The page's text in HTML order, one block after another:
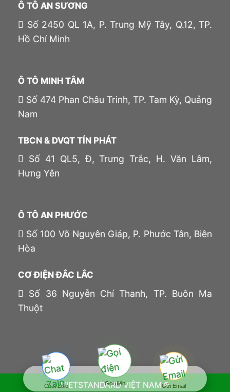
Ô TÔ AN SƯƠNG
Số 2450 QL 1A, P. Trung Mỹ Tây, Q.12, TP.
Hồ Chí Minh
Ô TÔ MINH TÂM
Số 474 Phan Châu Trinh, TP. Tam Kỳ, Quảng
Nam
TBCN & DVQT TÍN PHÁT
Số 41 QL5, Đ, Trưng Trắc, H. Văn Lâm,
Hưng Yên
Ô TÔ AN PHƯỚC
Số 100 Võ Nguyên Giáp, P. Phước Tân, Biên
Hòa
CƠ ĐIỆN ĐẮC LẮC
Số 36 Nguyễn Chí Thanh, TP. Buôn Ma
Thuột
VIETSTANDARD VIỆT NAM ®
Chat Zalo Gọi điện Gửi Email